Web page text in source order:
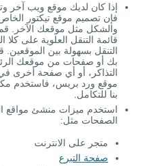
إذا كان لديك موقع ويب آخر
فإن تصميم موقع تيكتور
والشكل مثل موقعك الآخر.
قائمة التنقل العلوية على
التنقل بسهولة بين الموقعين.
بك أو صفحات من موقعك
التذاكر، أو أي صفحة أخرى في
موقع ورد بريس، فاستخدم
بنا للتكامل.
استخدم ميزات منشئ مواقع
الصفحات مثل:
متجر على الانترنت
صفحة التبرع